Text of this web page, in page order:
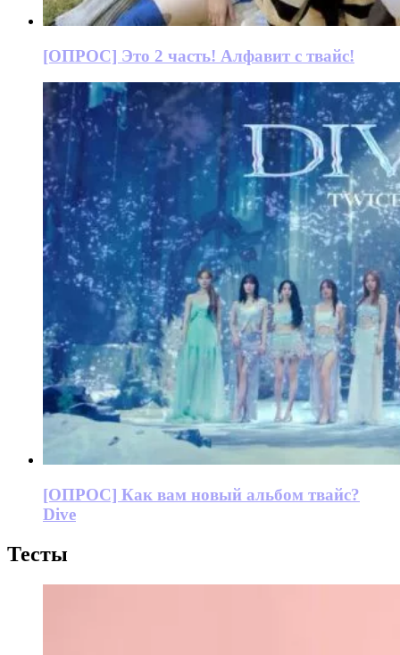
[ОПРОС] Это 2 часть! Алфавит с твайс!
[ОПРОС] Как вам новый альбом твайс?
Dive
Тесты